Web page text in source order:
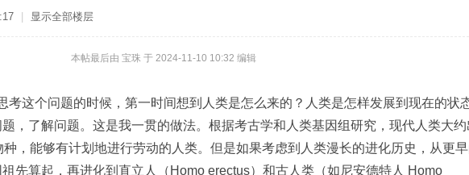
显示全部楼层
本帖最后由 宝珠 于 2024-11-10 10:32 编辑
这个问题的时候，第一时间想到人类是怎么来的？人类是怎样发展到现在的状
，了解问题。这是我一贯的做法。根据考古学和人类基因组研究，现代人类大约
，能够有计划地进行劳动的人类。但是如果考虑到人类漫长的进化历史，从更
先算起，再进化到直立人（Homo erectus）和古人类（如尼安德特人 Homo